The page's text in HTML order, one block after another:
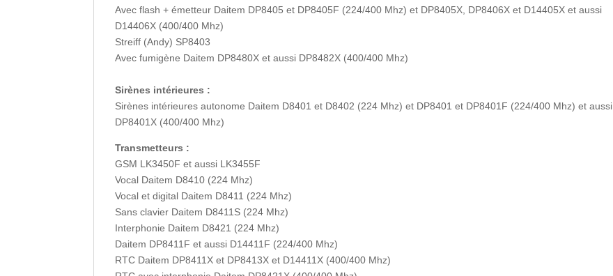
Avec flash + émetteur Daitem DP8405 et DP8405F (224/400 Mhz) et DP8405X, DP8406X et D14405X et aussi
D14406X (400/400 Mhz)
Streiff (Andy) SP8403
Avec fumigène Daitem DP8480X et aussi DP8482X (400/400 Mhz)
Sirènes intérieures :
Sirènes intérieures autonome Daitem D8401 et D8402 (224 Mhz) et DP8401 et DP8401F (224/400 Mhz) et aussi
DP8401X (400/400 Mhz)
Transmetteurs :
GSM LK3450F et aussi LK3455F
Vocal Daitem D8410 (224 Mhz)
Vocal et digital Daitem D8411 (224 Mhz)
Sans clavier Daitem D8411S (224 Mhz)
Interphonie Daitem D8421 (224 Mhz)
Daitem DP8411F et aussi D14411F (224/400 Mhz)
RTC Daitem DP8411X et DP8413X et D14411X (400/400 Mhz)